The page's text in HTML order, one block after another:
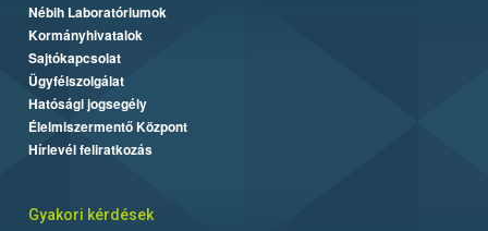
Nébih Laboratóriumok
Kormányhivatalok
Sajtókapcsolat
Ügyfélszolgálat
Hatósági jogsegély
Élelmiszermentő Központ
Hírlevél feliratkozás
Gyakori kérdések